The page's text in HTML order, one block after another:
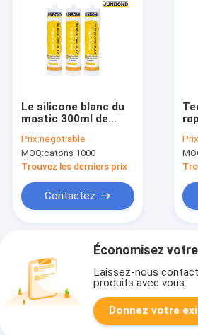
Le silicone blanc du
mastic 300ml de
JB9500 calfeutrent
Prix:negotiable
MOQ:catons 1000
Trouvez les derniers prix
Contactez
Économisez
Laissez-nous
produits avec vous.
Donnez votre